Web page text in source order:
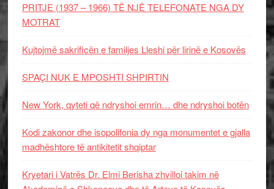
PRITJE (1937 – 1966) TË NJË TELEFONATE NGA DY
MOTRAT
Kujtojmë sakrificën e familjes Lleshi për lirinë e Kosovës
SPAÇI NUK E MPOSHTI SHPIRTIN
New York, qyteti që ndryshoi emrin… dhe ndryshoi botën
Kodi zakonor dhe isopolifonia dy nga monumentet e gjalla
madhështore të antikitetit shqiptar
Kryetari i Vatrës Dr. Elmi Berisha zhvilloi takim në